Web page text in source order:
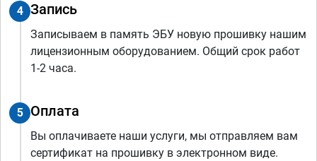
4 Запись
Записываем в память ЭБУ новую прошивку нашим
лицензионным оборудованием. Общий срок работ
1-2 часа.
5 Оплата
Вы оплачиваете наши услуги, мы отправляем вам
сертификат на прошивку в электронном виде.